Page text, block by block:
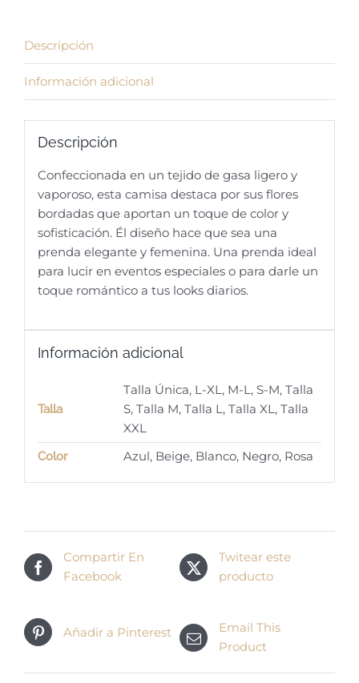
Descripción
Información adicional
Descripción
Confeccionada en un tejido de gasa ligero y
vaporoso, esta camisa destaca por sus flores
bordadas que aportan un toque de color y
sofisticación. Él diseño hace que sea una
prenda elegante y femenina. Una prenda ideal
para lucir en eventos especiales o para darle un
toque romántico a tus looks diarios.
Información adicional
Talla
Talla Única, L-XL, M-L, S-M, Talla
S, Talla M, Talla L, Talla XL, Talla
XXL
Color Azul, Beige, Blanco, Negro, Rosa
Compartir En
Facebook
Twitear este
producto
Añadir a Pinterest
Email This
Product